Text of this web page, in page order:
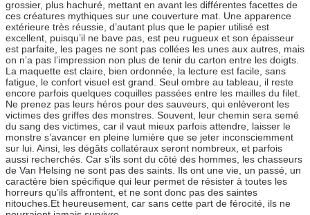
grossier, plus hachuré, mettant en avant les différentes facettes de
ces créatures mythiques sur une couverture mat. Une apparence
extérieure très réussie, d’autant plus que le papier utilisé est
excellent, puisqu’il ne bave pas, est peu rugueux et son épaisseur
est parfaite, les pages ne sont pas collées les unes aux autres, mais
on n’a pas l’impression non plus de tenir du carton entre les doigts.
La maquette est claire, bien ordonnée, la lecture est facile, sans
fatigue, le confort visuel est grand. Seul ombre au tableau, il reste
encore parfois quelques coquilles passées entre les mailles du filet.
Ne prenez pas leurs héros pour des sauveurs, qui enlèveront les
victimes des griffes des monstres. Souvent, leur chemin sera semé
du sang des victimes, car il vaut mieux parfois attendre, laisser le
monstre s’avancer en pleine lumière que se jeter inconsciemment
sur lui. Ainsi, les dégâts collatéraux seront nombreux, et parfois
aussi recherchés. Car s’ils sont du côté des hommes, les chasseurs
de Van Helsing ne sont pas des saints. Ils ont une vie, un passé, un
caractère bien spécifique qui leur permet de résister à toutes les
horreurs qu’ils affrontent, et ne sont donc pas des saintes
nitouches.Et heureusement, car sans cette part de férocité, ils ne